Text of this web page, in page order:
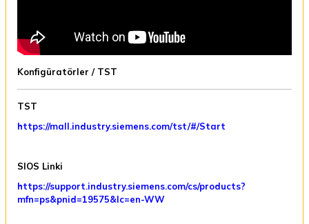
Konfigüratörler / TST
TST
https://mall.industry.siemens.com/tst/#/Start
SIOS Linki
https://support.industry.siemens.com/cs/products?
mfn=ps&pnid=19575&lc=en-WW